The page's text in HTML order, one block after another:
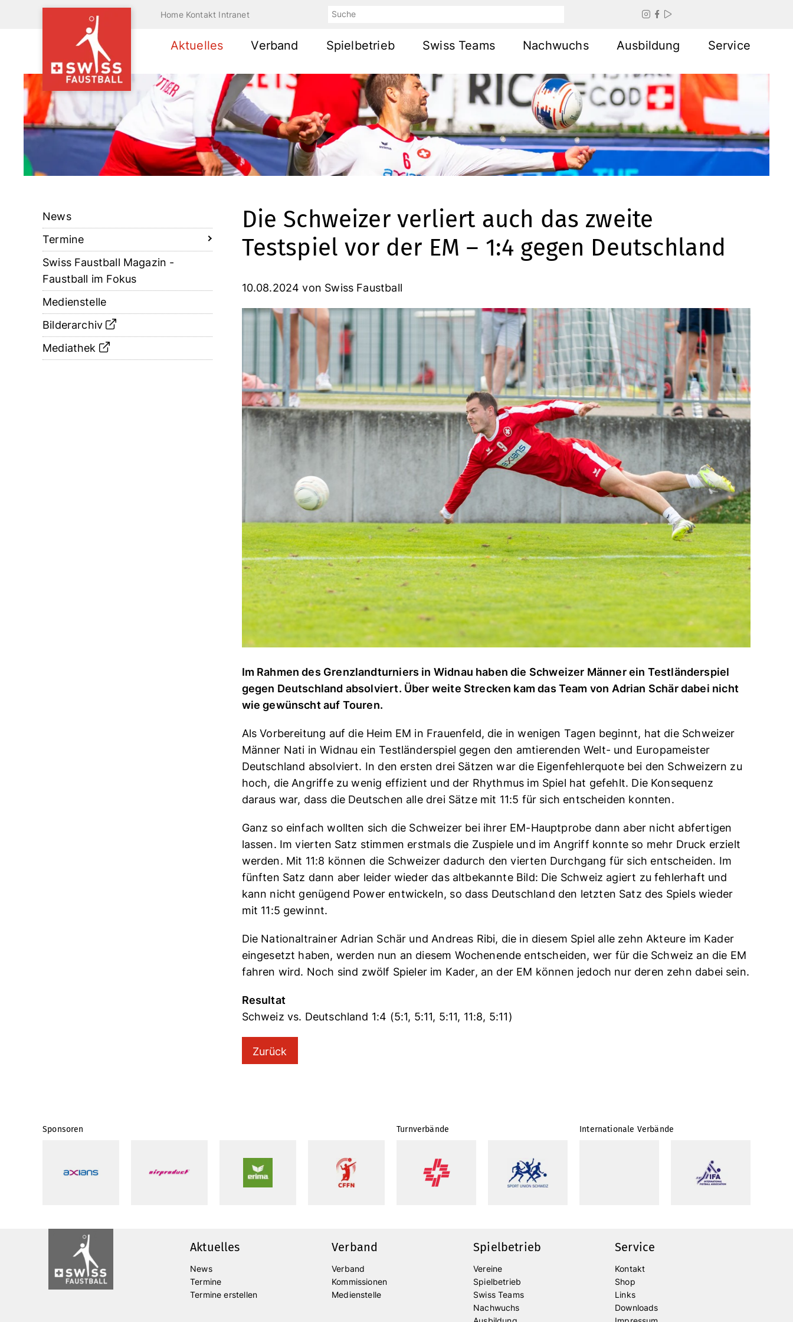
Home Kontakt Intranet Suche   
Aktuelles Verband Spielbetrieb Swiss Teams Nachwuchs Ausbildung Service
News
Termine
Swiss Faustball Magazin -
Faustball im Fokus
Medienstelle
Bilderarchiv
Mediathek
Die Schweizer verliert auch das zweite
Testspiel vor der EM – 1:4 gegen Deutschland
10.08.2024 von Swiss Faustball
Im Rahmen des Grenzlandturniers in Widnau haben die Schweizer Männer ein Testländerspiel
gegen Deutschland absolviert. Über weite Strecken kam das Team von Adrian Schär dabei nicht
wie gewünscht auf Touren.
Als Vorbereitung auf die Heim EM in Frauenfeld, die in wenigen Tagen beginnt, hat die Schweizer
Männer Nati in Widnau ein Testländerspiel gegen den amtierenden Welt- und Europameister
Deutschland absolviert. In den ersten drei Sätzen war die Eigenfehlerquote bei den Schweizern zu
hoch, die Angriffe zu wenig effizient und der Rhythmus im Spiel hat gefehlt. Die Konsequenz
daraus war, dass die Deutschen alle drei Sätze mit 11:5 für sich entscheiden konnten.
Ganz so einfach wollten sich die Schweizer bei ihrer EM-Hauptprobe dann aber nicht abfertigen
lassen. Im vierten Satz stimmen erstmals die Zuspiele und im Angriff konnte so mehr Druck erzielt
werden. Mit 11:8 können die Schweizer dadurch den vierten Durchgang für sich entscheiden. Im
fünften Satz dann aber leider wieder das altbekannte Bild: Die Schweiz agiert zu fehlerhaft und
kann nicht genügend Power entwickeln, so dass Deutschland den letzten Satz des Spiels wieder
mit 11:5 gewinnt.
Die Nationaltrainer Adrian Schär und Andreas Ribi, die in diesem Spiel alle zehn Akteure im Kader
eingesetzt haben, werden nun an diesem Wochenende entscheiden, wer für die Schweiz an die EM
fahren wird. Noch sind zwölf Spieler im Kader, an der EM können jedoch nur deren zehn dabei sein.
Resultat
Schweiz vs. Deutschland 1:4 (5:1, 5:11, 5:11, 11:8, 5:11)
Zurück
Sponsoren Turnverbände Internationale Verbände
Aktuelles
News
Termine
Termine erstellen
Verband
Verband
Kommissionen
Medienstelle
Spielbetrieb
Vereine
Spielbetrieb
Swiss Teams
Nachwuchs
Service
Kontakt
Shop
Links
Downloads